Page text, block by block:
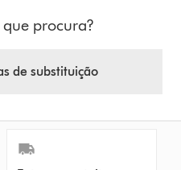
procura?
de substituição